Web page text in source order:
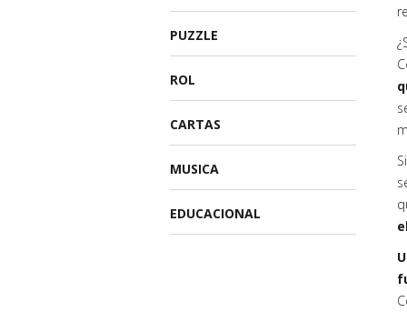
PUZZLE
ROL
CARTAS
MUSICA
EDUCACIONAL